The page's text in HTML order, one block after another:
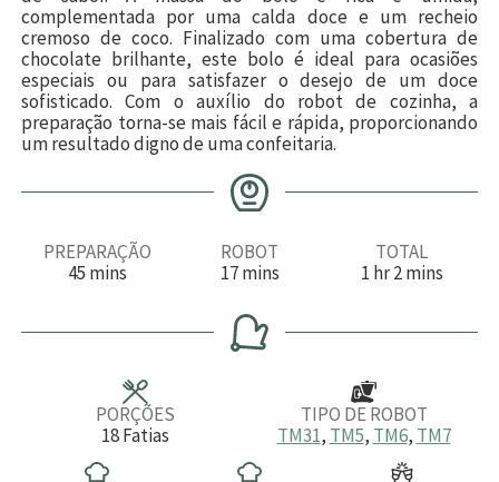
complementada por uma calda doce e um recheio
cremoso de coco. Finalizado com uma cobertura de
chocolate brilhante, este bolo é ideal para ocasiões
especiais ou para satisfazer o desejo de um doce
sofisticado. Com o auxílio do robot de cozinha, a
preparação torna-se mais fácil e rápida, proporcionando
um resultado digno de uma confeitaria.
PREPARAÇÃO
45m
u
mins
ROBOT
17m
n
u
t
mins
TOTAL
1h
a
hr2m
u
mins
PORÇÕES
18Fatias
TIPO DE ROBOT
TM31, TM5, TM6, TM7